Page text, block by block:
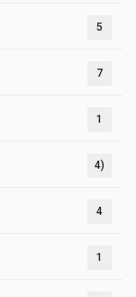
5
7
1
4)
4
1